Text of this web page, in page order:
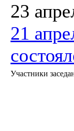
23
21
Участники